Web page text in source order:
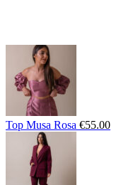
Top Musa Rosa €55.00